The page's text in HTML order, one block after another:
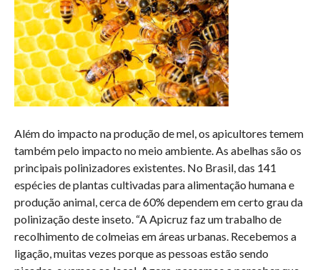
Além do impacto na produção de mel, os apicultores temem
também pelo impacto no meio ambiente. As abelhas são os
principais polinizadores existentes. No Brasil, das 141
espécies de plantas cultivadas para alimentação humana e
produção animal, cerca de 60% dependem em certo grau da
polinização deste inseto. “A Apicruz faz um trabalho de
recolhimento de colmeias em áreas urbanas. Recebemos a
ligação, muitas vezes porque as pessoas estão sendo